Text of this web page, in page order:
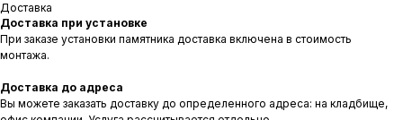
Доставка
Доставка при установке
При заказе установки памятника доставка включена в стоимость
монтажа.
Доставка до адреса
Вы можете заказать доставку до определенного адреса: на кладбище,